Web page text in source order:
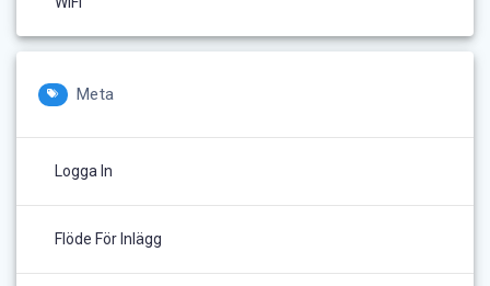
Meta
Logga In
Flöde För Inlägg